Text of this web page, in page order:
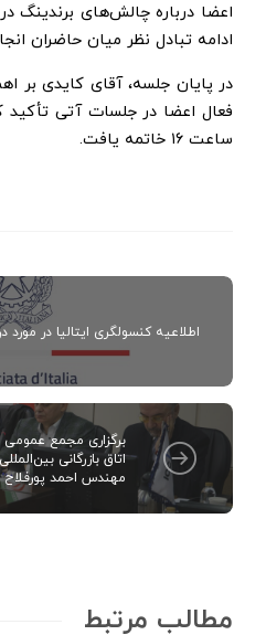
اعضا درباره چالش‌های برندینگ
ادامه تبادل نظر میان حاضران
در پایان جلسه، آقای کایدی بر
فعال اعضا در جلسات آتی
ساعت ۱۶ خاتمه یافت.
اطلاعیه کنسولگری ایتالیا در مورد
برگزاری مجمع عمومی
مهندس احمد پورفلاح
مطالب مرتبط